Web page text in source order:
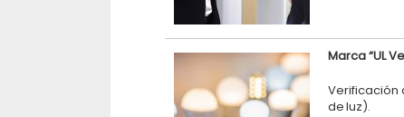
Marca “UL
Verificación
de luz).